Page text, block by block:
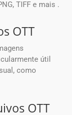
TIFF e mais .
OTT
útil
como
OTT